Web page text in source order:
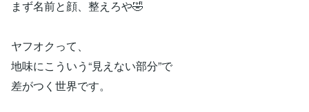
まず名前と顔、整えろや🤣
ヤフオクって、
地味にこういう“見えない部分”で
差がつく世界です。